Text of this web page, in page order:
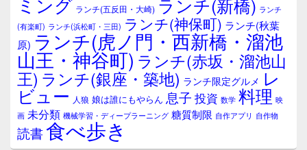
ア
ランチ(五反田・大崎)
ランチ
(有楽町) ランチ(浜松町・三田) ランチ(神保町) ランチ(秋葉
原) ランチ(虎ノ門・西新橋・溜池
山王・神谷町) ランチ(赤坂・溜池山
王) ランチ(銀座・築地) ランチ限定グルメ レ
ビュー 人狼 娘は誰にもやらん 息子 投資 数学 料理 映
画 未分類 機械学習・ディープラーニング 糖質制限 自作アプリ 自作物
読書食べ歩き